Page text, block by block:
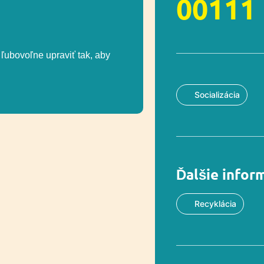
upraviť tak, aby
00111
Socializácia
Ďalšie
Recyklácia